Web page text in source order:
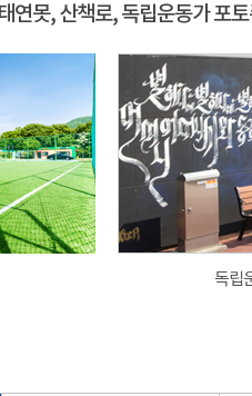
연못, 산책로, 독립운동가 포
독립